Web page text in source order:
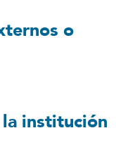
o
institución